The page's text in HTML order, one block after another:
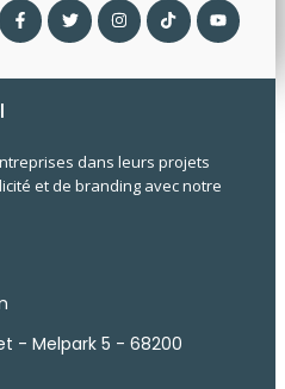
dans leurs projets
et de branding avec notre
- Melpark 5 - 68200